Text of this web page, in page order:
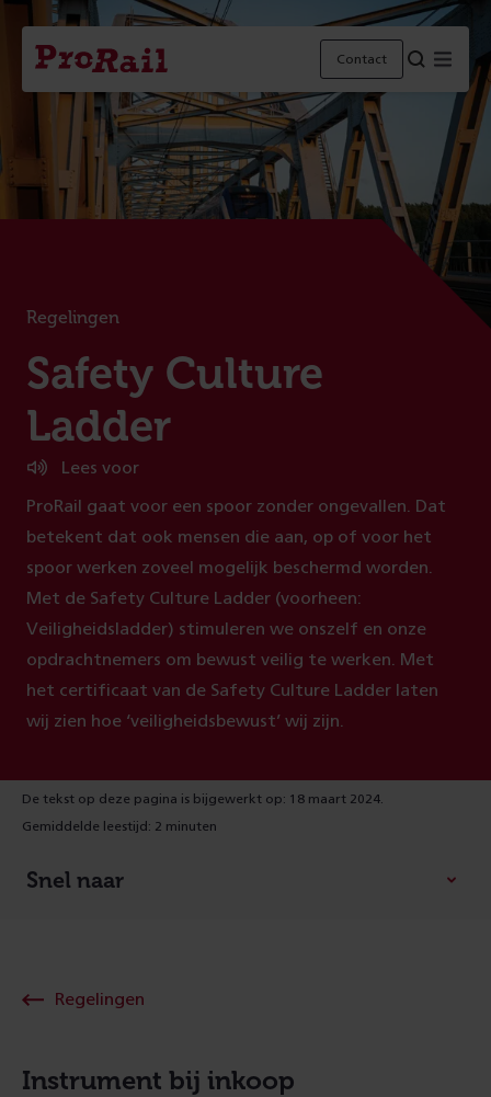
Navigatie
Homepage
ProRail
Contact Menu
Regelingen
:
Safety Culture
Ladder
Lees voor
ProRail gaat voor een spoor zonder ongevallen. Dat
betekent dat ook mensen die aan, op of voor het
spoor werken zoveel mogelijk beschermd worden.
Met de Safety Culture Ladder (voorheen:
Veiligheidsladder) stimuleren we onszelf en onze
opdrachtnemers om bewust veilig te werken. Met
het certificaat van de Safety Culture Ladder laten
wij zien hoe ‘veiligheidsbewust’ wij zijn.
De tekst op deze pagina is bijgewerkt op: 18 maart 2024.
Gemiddelde leestijd: 2 minuten
Snel naar
Regelingen
Instrument bij inkoop